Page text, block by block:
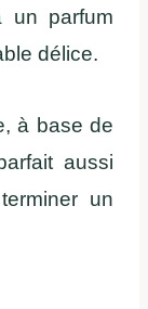
un parfum
délice.
à base de
aussi
un